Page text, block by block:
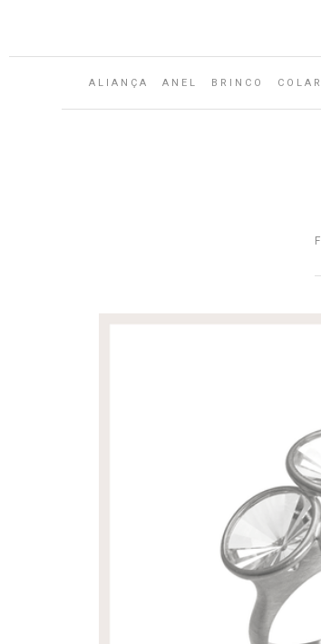
ALIANÇA ANEL BRINCO COLAR